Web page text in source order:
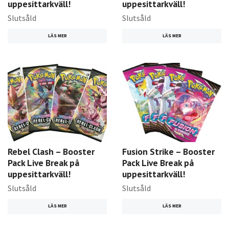
uppesittarkväll!
Slutsåld
LÄS MER
uppesittarkväll!
Slutsåld
LÄS MER
Rebel Clash – Booster
Pack Live Break på
uppesittarkväll!
Slutsåld
LÄS MER
Fusion Strike – Booster
Pack Live Break på
uppesittarkväll!
Slutsåld
LÄS MER